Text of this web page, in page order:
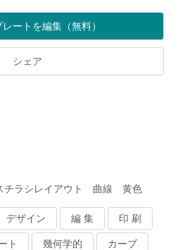
ートを編集（無料）
シェア
チラシレイアウト 曲線 黄色
デザイン 編 集 印 刷
ト 幾何学的 カーブ